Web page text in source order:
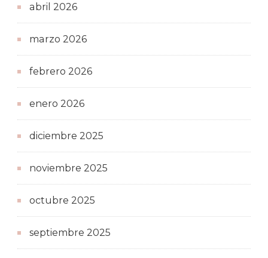
abril 2026
marzo 2026
febrero 2026
enero 2026
diciembre 2025
noviembre 2025
octubre 2025
septiembre 2025